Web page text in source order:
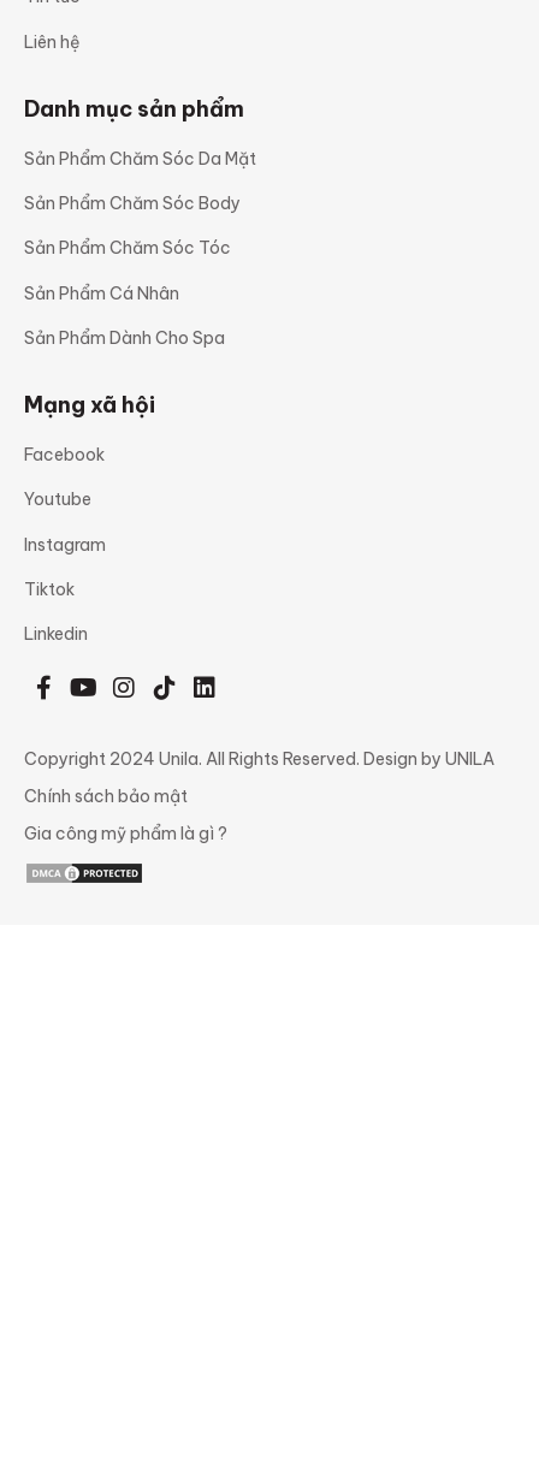
Liên hệ
Danh mục sản phẩm
Sản Phẩm Chăm Sóc Da Mặt
Sản Phẩm Chăm Sóc Body
Sản Phẩm Chăm Sóc Tóc
Sản Phẩm Cá Nhân
Sản Phẩm Dành Cho Spa
Mạng xã hội
Facebook
Youtube
Instagram
Tiktok
Linkedin
Copyright 2024 Unila. All Rights Reserved. Design by UNILA
Chính sách bảo mật
Gia công mỹ phẩm là gì ?